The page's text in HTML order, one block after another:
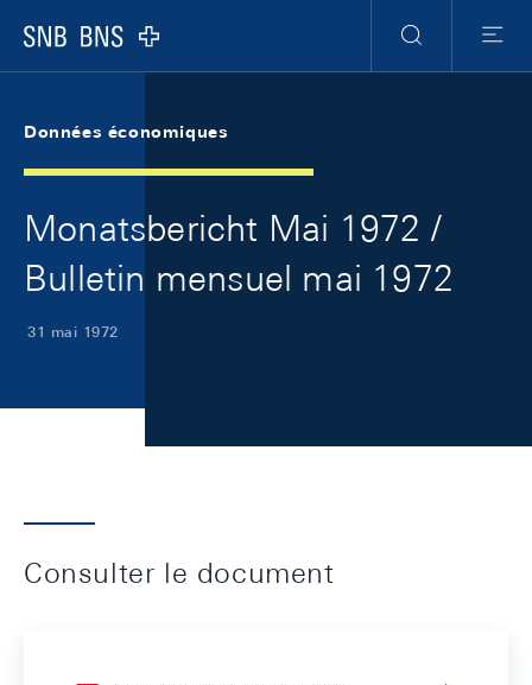
Logo
RechercheMenu
Données économiques
Monatsbericht Mai 1972 /
Bulletin mensuel mai 1972
31 mai 1972
Consulter le document